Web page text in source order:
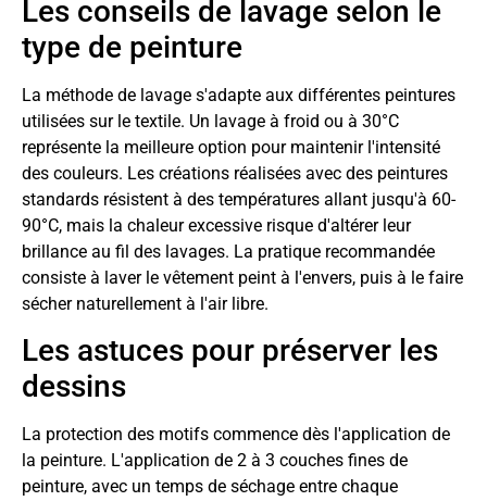
Les conseils de lavage selon le
type de peinture
La méthode de lavage s'adapte aux différentes peintures
utilisées sur le textile. Un lavage à froid ou à 30°C
représente la meilleure option pour maintenir l'intensité
des couleurs. Les créations réalisées avec des peintures
standards résistent à des températures allant jusqu'à 60-
90°C, mais la chaleur excessive risque d'altérer leur
brillance au fil des lavages. La pratique recommandée
consiste à laver le vêtement peint à l'envers, puis à le faire
sécher naturellement à l'air libre.
Les astuces pour préserver les
dessins
La protection des motifs commence dès l'application de
la peinture. L'application de 2 à 3 couches fines de
peinture, avec un temps de séchage entre chaque